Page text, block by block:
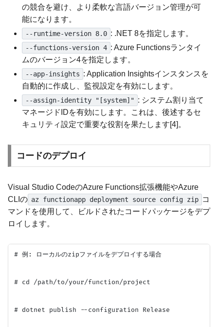
の競合を避け、より柔軟な言語バージョン管理が可
能になります。
--runtime-version 8.0 : .NET 8を指定します。
--functions-version 4 : Azure Functionsランタイ
ムのバージョン4を指定します。
--app-insights : Application Insightsインスタンスを
自動的に作成し、監視設定を有効にします。
--assign-identity "[system]" : システム割り当て
マネージドIDを有効にします。これは、後述するセ
キュリティ設定で重要な役割を果たします[4]。
コードのデプロイ
Visual Studio CodeのAzure Functions拡張機能やAzure
CLIの az functionapp deployment source config zip コ
マンドを使用して、ビルドされたコードパッケージをデプ
ロイします。
# 例: ローカルのzipファイルをデプロイする場合
# cd /path/to/your/function/project
# dotnet publish --configuration Release